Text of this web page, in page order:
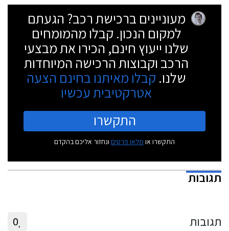
מעוניינים ברכישת רכב? הגעתם
למקום הנכון. קבלו מהמומחים
שלנו ייעוץ חינם, הכירו את מבצעי
הרכב וקבוצות הרכישה המיוחדות
שלנו. קבלו מאיתנו בחינם הצעה
אטרקטיבית עכשיו
התקשרו
התקשרו או מלאו פרטים ונחזור אליכם בהקדם
תגובות
תגובות 0